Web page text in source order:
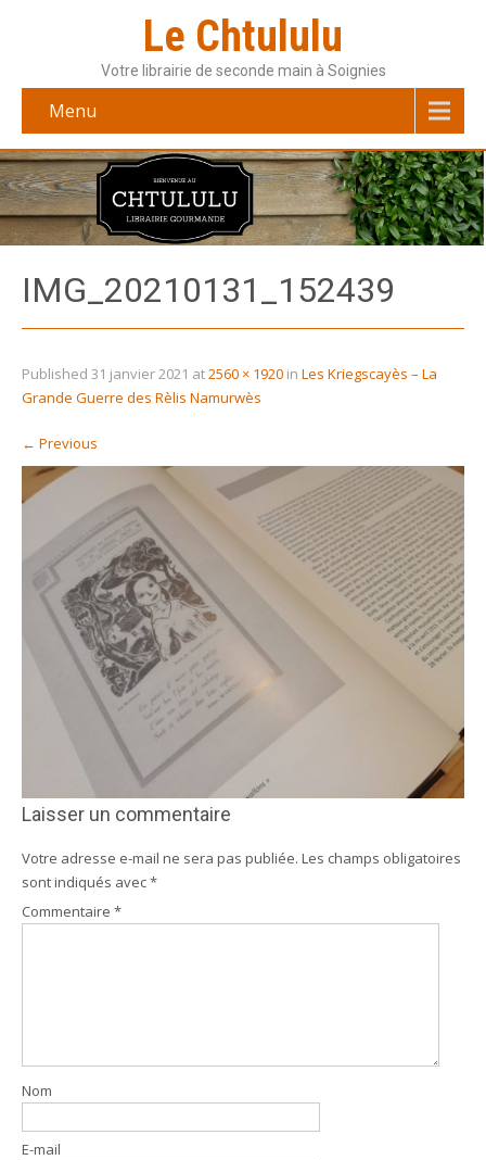
Le Chtululu
Votre librairie de seconde main à Soignies
Menu
IMG_20210131_152439
Published 31 janvier 2021 at2560 × 1920 in Les Kriegscayès – La
Grande Guerre des Rèlis Namurwès
← Previous
Laisser un commentaire
Votre adresse e-mail ne sera pas publiée. Les champs obligatoires
sont indiqués avec*
Commentaire *
Nom
E-mail